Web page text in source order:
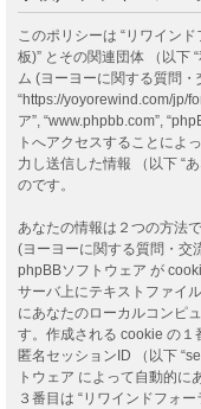
このポリシーは “リワイン
板)” とその関連団体 （以下
ム (ヨーヨーに関する質問・
“https://yoyorewind.com/jp/
ア”, “www.phpbb.com”,
トへアクセスすることによ
力し送信した情報 （以下 “
のです。
あなたの情報は２つの方法
(ヨーヨーに関する質問・交
phpBBソフトウェア が
サーバ上にテキストファイ
にあなたのローカルコンピ
す。作成される cookie の１
匿名セッションID （以下
トウェア によって自動的
３番目は “リワインドフォ